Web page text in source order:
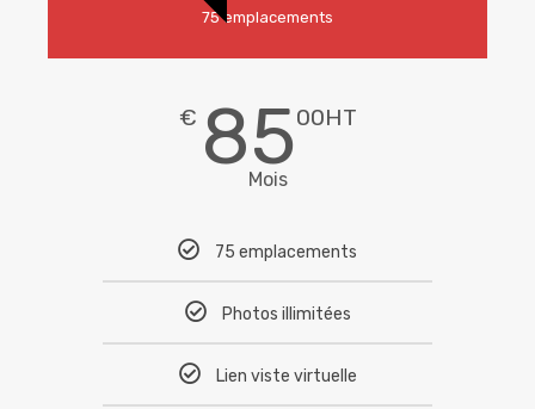
75 emplacements
€ 8500HT
Mois
75 emplacements
Photos illimitées
Lien viste virtuelle